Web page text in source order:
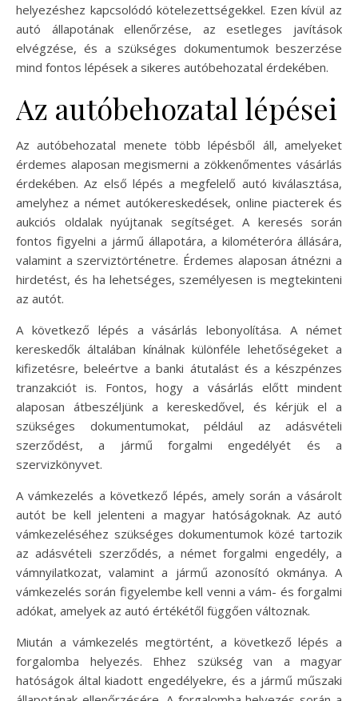
helyezéshez kapcsolódó kötelezettségekkel. Ezen kívül az
autó állapotának ellenőrzése, az esetleges javítások
elvégzése, és a szükséges dokumentumok beszerzése
mind fontos lépések a sikeres autóbehozatal érdekében.
Az autóbehozatal lépései
Az autóbehozatal menete több lépésből áll, amelyeket
érdemes alaposan megismerni a zökkenőmentes vásárlás
érdekében. Az első lépés a megfelelő autó kiválasztása,
amelyhez a német autókereskedések, online piacterek és
aukciós oldalak nyújtanak segítséget. A keresés során
fontos figyelni a jármű állapotára, a kilométeróra állására,
valamint a szerviztörténetre. Érdemes alaposan átnézni a
hirdetést, és ha lehetséges, személyesen is megtekinteni
az autót.
A következő lépés a vásárlás lebonyolítása. A német
kereskedők általában kínálnak különféle lehetőségeket a
kifizetésre, beleértve a banki átutalást és a készpénzes
tranzakciót is. Fontos, hogy a vásárlás előtt mindent
alaposan átbeszéljünk a kereskedővel, és kérjük el a
szükséges dokumentumokat, például az adásvételi
szerződést, a jármű forgalmi engedélyét és a
szervizkönyvet.
A vámkezelés a következő lépés, amely során a vásárolt
autót be kell jelenteni a magyar hatóságoknak. Az autó
vámkezeléséhez szükséges dokumentumok közé tartozik
az adásvételi szerződés, a német forgalmi engedély, a
vámnyilatkozat, valamint a jármű azonosító okmánya. A
vámkezelés során figyelembe kell venni a vám- és forgalmi
adókat, amelyek az autó értékétől függően változnak.
Miután a vámkezelés megtörtént, a következő lépés a
forgalomba helyezés. Ehhez szükség van a magyar
hatóságok által kiadott engedélyekre, és a jármű műszaki